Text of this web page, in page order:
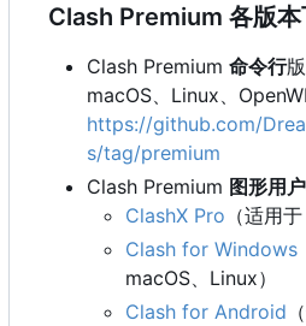
Clash Premium 各版本
Clash Premium 命令行
macOS、Linux、
https://github.com/
s/tag/premium
Clash Premium 图形用
ClashX Pro （适用
Clash for Windows
macOS、Linux）
Clash for Android